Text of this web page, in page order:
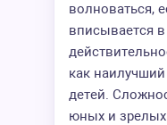
волноваться,
вписывается
как
детей.
юных и зрелых